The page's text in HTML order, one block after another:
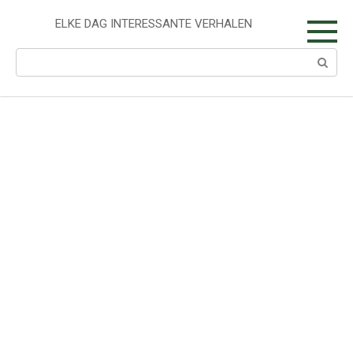
ELKE DAG INTERESSANTE VERHALEN
Search: